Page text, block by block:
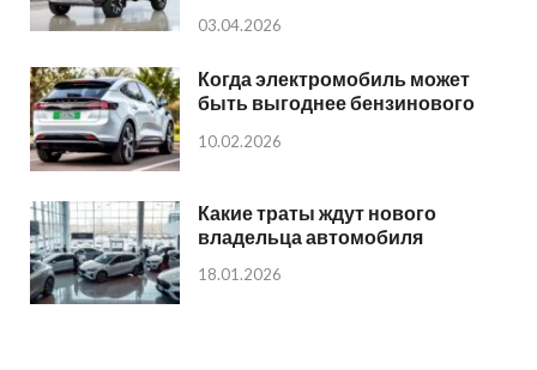
03.04.2026
Когда электромобиль может
быть выгоднее бензинового
10.02.2026
Какие траты ждут нового
владельца автомобиля
18.01.2026